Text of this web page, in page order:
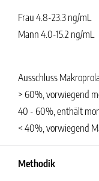
Frau 4.8-23.3 ng/mL
Mann 4.0-15.2 ng/mL
Ausschluss
> 60%, vorwiegend
40 - 60%, enthält
< 40%, vorwiegend
Methodik